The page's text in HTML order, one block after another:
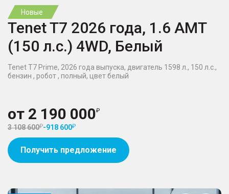
Новые
Tenet T7 2026 года, 1.6 AMT
(150 л.с.) 4WD, Белый
Tenet T7 Prime, 2026 года выпуска, двигатель 1598 л., 150 л.с.,
бензин , робот , полный, цвет белый
от 2 190 000
3 108 600 -918 600
Получить предложение